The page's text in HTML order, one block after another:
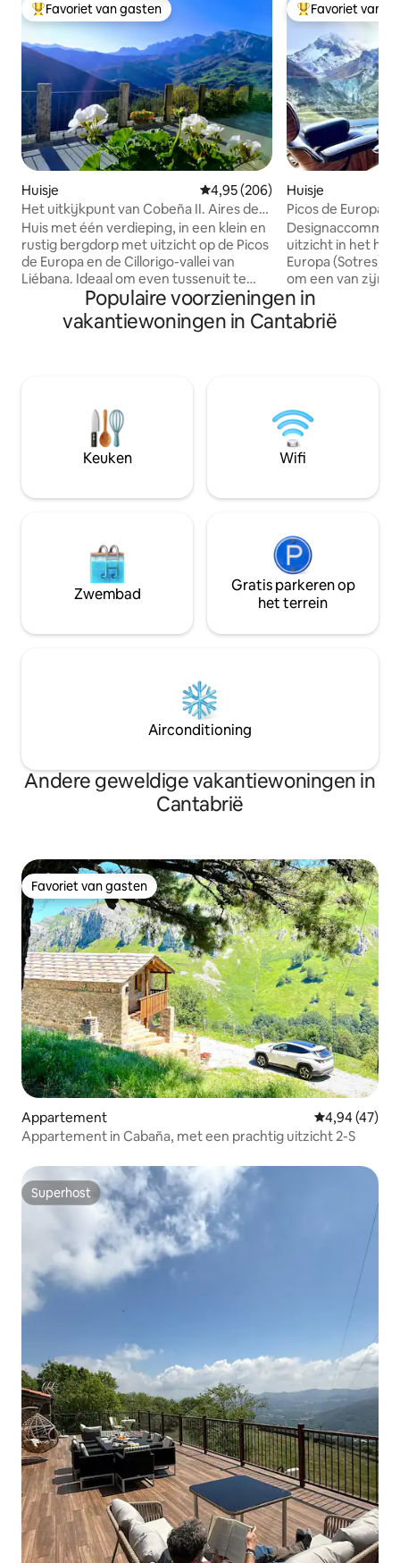
Topfavoriet van gasten
Favoriet van gasten
Huisje Gemiddelde beoordeling van
4,95 (206)
Het uitkijkpunt van Cobeña II. Aires de
Liébana in Picos
Huis met één verdieping, in een klein en
rustig bergdorp met uitzicht op de Picos
de Europa en de Cillorigo-vallei van
Liébana. Ideaal om even tussenuit te
gaan en in contact te komen met de
natuur. De hoofdstad van de potten ligt
op 7 km afstand. Op 35 km afstand
woonkamer - keuken, terras/veranda en
eigen parkeerplaats. Het heeft
beddengoed en toilet. Wifi.
Topfavoriet van
Favoriet van
Huisje
Picos de Europa
prachtig uitzicht
uitzicht in het
Europa (Sotres),
om een van zijn
filmen. Ideaal om te ontspannen, op
afstand te
verkennen direct
Pure natuur in
park. Minimumverblijf: 1 week.
Inchecken/
dagelijkse
Populaire voorzieningen in
vakantiewoningen in Cantabrië
Keuken Wifi
Zwembad
Gratis parkeren op
het terrein
Airconditioning
Andere geweldige vakantiewoningen in
Cantabrië
Favoriet van gasten
Favoriet van gasten
Appartement Gemiddelde
4,94 (47)
Appartement in Cabaña, met een prachtig uitzicht 2-S
Superhost
Superhost